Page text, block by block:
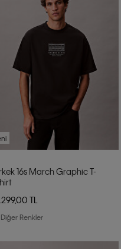
16s March Graphic T-
TL
Renkler